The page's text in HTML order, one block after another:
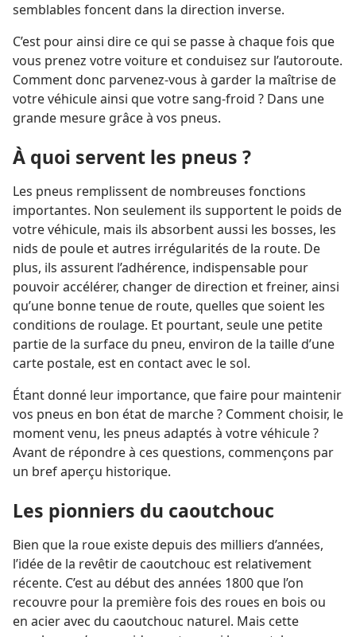
semblables foncent dans la direction inverse.
C’est pour ainsi dire ce qui se passe à chaque fois que
vous prenez votre voiture et conduisez sur l’autoroute.
Comment donc parvenez-​vous à garder la maîtrise de
votre véhicule ainsi que votre sang-froid ? Dans une
grande mesure grâce à vos pneus.
À quoi servent les pneus ?
Les pneus remplissent de nombreuses fonctions
importantes. Non seulement ils supportent le poids de
votre véhicule, mais ils absorbent aussi les bosses, les
nids de poule et autres irrégularités de la route. De
plus, ils assurent l’adhérence, indispensable pour
pouvoir accélérer, changer de direction et freiner, ainsi
qu’une bonne tenue de route, quelles que soient les
conditions de roulage. Et pourtant, seule une petite
partie de la surface du pneu, environ de la taille d’une
carte postale, est en contact avec le sol.
Étant donné leur importance, que faire pour maintenir
vos pneus en bon état de marche ? Comment choisir, le
moment venu, les pneus adaptés à votre véhicule ?
Avant de répondre à ces questions, commençons par
un bref aperçu historique.
Les pionniers du caoutchouc
Bien que la roue existe depuis des milliers d’années,
l’idée de la revêtir de caoutchouc est relativement
récente. C’est au début des années 1800 que l’on
recouvre pour la première fois des roues en bois ou
en acier avec du caoutchouc naturel. Mais cette